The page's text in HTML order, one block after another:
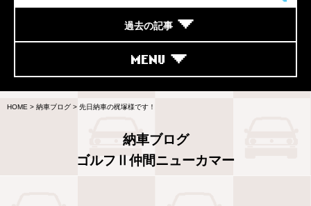
過去の記事
MENU
HOME > 納車ブログ > 先日納車の梶塚様です！
納車ブログ
ゴルフⅡ仲間ニューカマー